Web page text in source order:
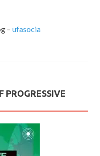
– ufasocia
PROGRESSIVE